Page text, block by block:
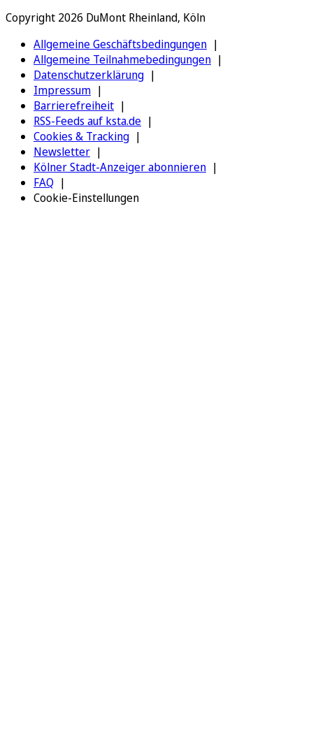
Copyright 2026 DuMont Rheinland, Köln
Allgemeine Geschäftsbedingungen
Allgemeine Teilnahmebedingungen
Datenschutzerklärung
Impressum
Barrierefreiheit
RSS-Feeds auf ksta.de
Cookies & Tracking
Newsletter
Kölner Stadt-Anzeiger abonnieren
FAQ
Cookie-Einstellungen